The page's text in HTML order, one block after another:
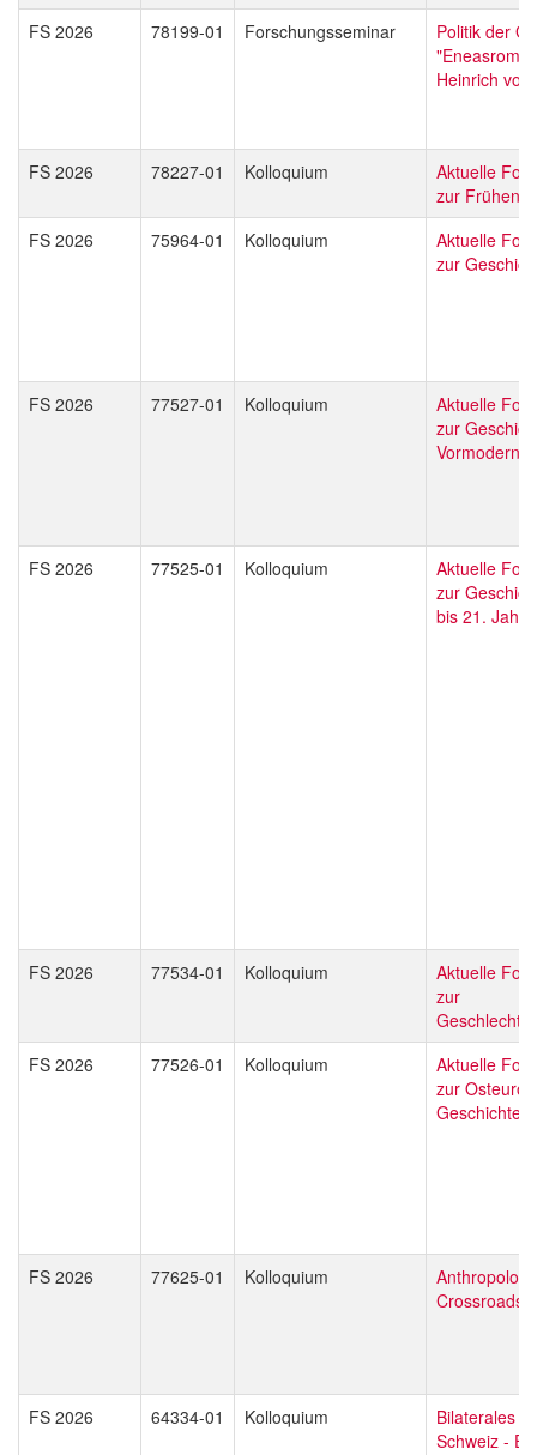
FS 2026
78199-01 Forschungsseminar
Politik der
Heinrich von
FS 2026 78227-01 Kolloquium
Aktuelle
zur Frühen
FS 2026
75964-01 Kolloquium
Aktuelle
zur
FS 2026 77527-01 Kolloquium
Aktuelle
zur
Vormoderne
FS 2026 77525-01 Kolloquium
Aktuelle
zur
bis 21.
FS 2026 77534-01 Kolloquium
Aktuelle
zur
FS 2026
77526-01 Kolloquium
Aktuelle
zur
Geschichte
FS 2026 77625-01 Kolloquium
Crossroads
FS 2026 64334-01 Kolloquium
Bilaterales
Schweiz - EU